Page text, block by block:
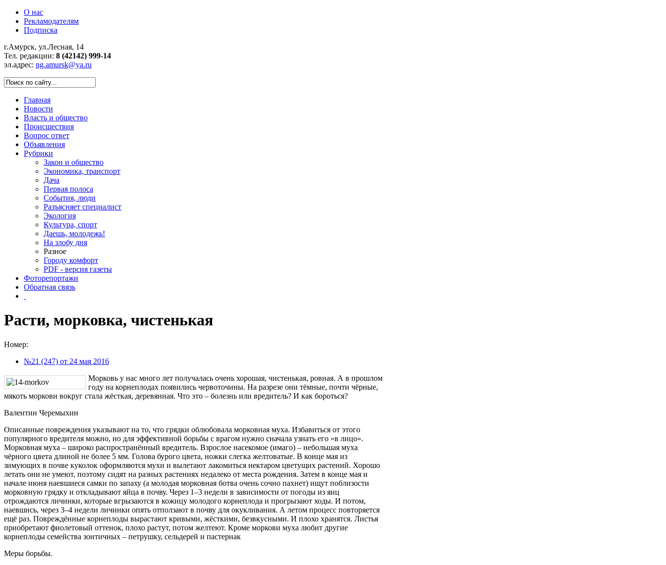
О нас
Рекламодателям
Подписка
г.Амурск, ул.Лесная, 14
Тел. редакции: 8 (42142) 999-14
эл.адрес: ng.amursk@ya.ru
Главная
Новости
Власть и общество
Происшествия
Вопрос ответ
Объявления
Рубрики
Закон и общество
Экономика, транспорт
Дача
Первая полоса
События, люди
Разъясняет специалист
Экология
Культура, спорт
Даешь, молодежь!
На злобу дня
Разное
Городу комфорт
PDF - версия газеты
Фоторепортажи
Обратная связь
Расти, морковка, чистенькая
Номер:
№21 (247) от 24 мая 2016
Морковь у нас много лет получалась очень хорошая, чистенькая, ровная. А в прошлом
году на корнеплодах появились червоточины. На разрезе они тёмные, почти чёрные,
мякоть моркови вокруг стала жёсткая, деревянная. Что это – болезнь или вредитель? И как бороться?
Валентин Черемыхин
Описанные повреждения указывают на то, что грядки облюбовала морковная муха. Избавиться от этого
популярного вредителя можно, но для эффективной борьбы с врагом нужно сначала узнать его «в лицо».
Морковная муха – широко распространённый вредитель. Взрослое насекомое (имаго) – небольшая муха
чёрного цвета длиной не более 5 мм. Голова бурого цвета, ножки слегка желтоватые. В конце мая из
зимующих в почве куколок оформляются мухи и вылетают лакомиться нектаром цветущих растений. Хорошо
летать они не умеют, поэтому сидят на разных растениях недалеко от места рождения. Затем в конце мая и
начале июня наевшиеся самки по запаху (а молодая морковная ботва очень сочно пахнет) ищут поблизости
морковную грядку и откладывают яйца в почву. Через 1–3 недели в зависимости от погоды из яиц
отрождаются личинки, которые вгрызаются в кожицу молодого корнеплода и прогрызают ходы. И потом,
наевшись, через 3–4 недели личинки опять отползают в почву для окукливания. А летом процесс повторяется
ещё раз. Повреждённые корнеплоды вырастают кривыми, жёсткими, безвкусными. И плохо хранятся. Листья
приобретают фиолетовый оттенок, плохо растут, потом желтеют. Кроме моркови муха любит другие
корнеплоды семейства зонтичных – петрушку, сельдерей и пастернак
Меры борьбы.